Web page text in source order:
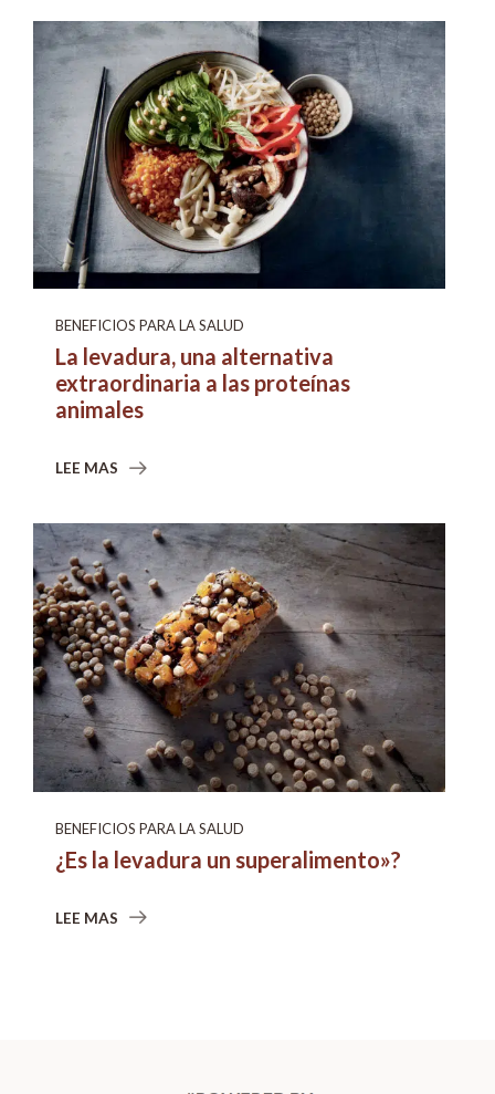
BENEFICIOS PARA LA SALUD
La levadura, una alternativa
extraordinaria a las proteínas
animales
LEE MAS
BENEFICIOS PARA LA SALUD
¿Es la levadura un superalimento»?
LEE MAS